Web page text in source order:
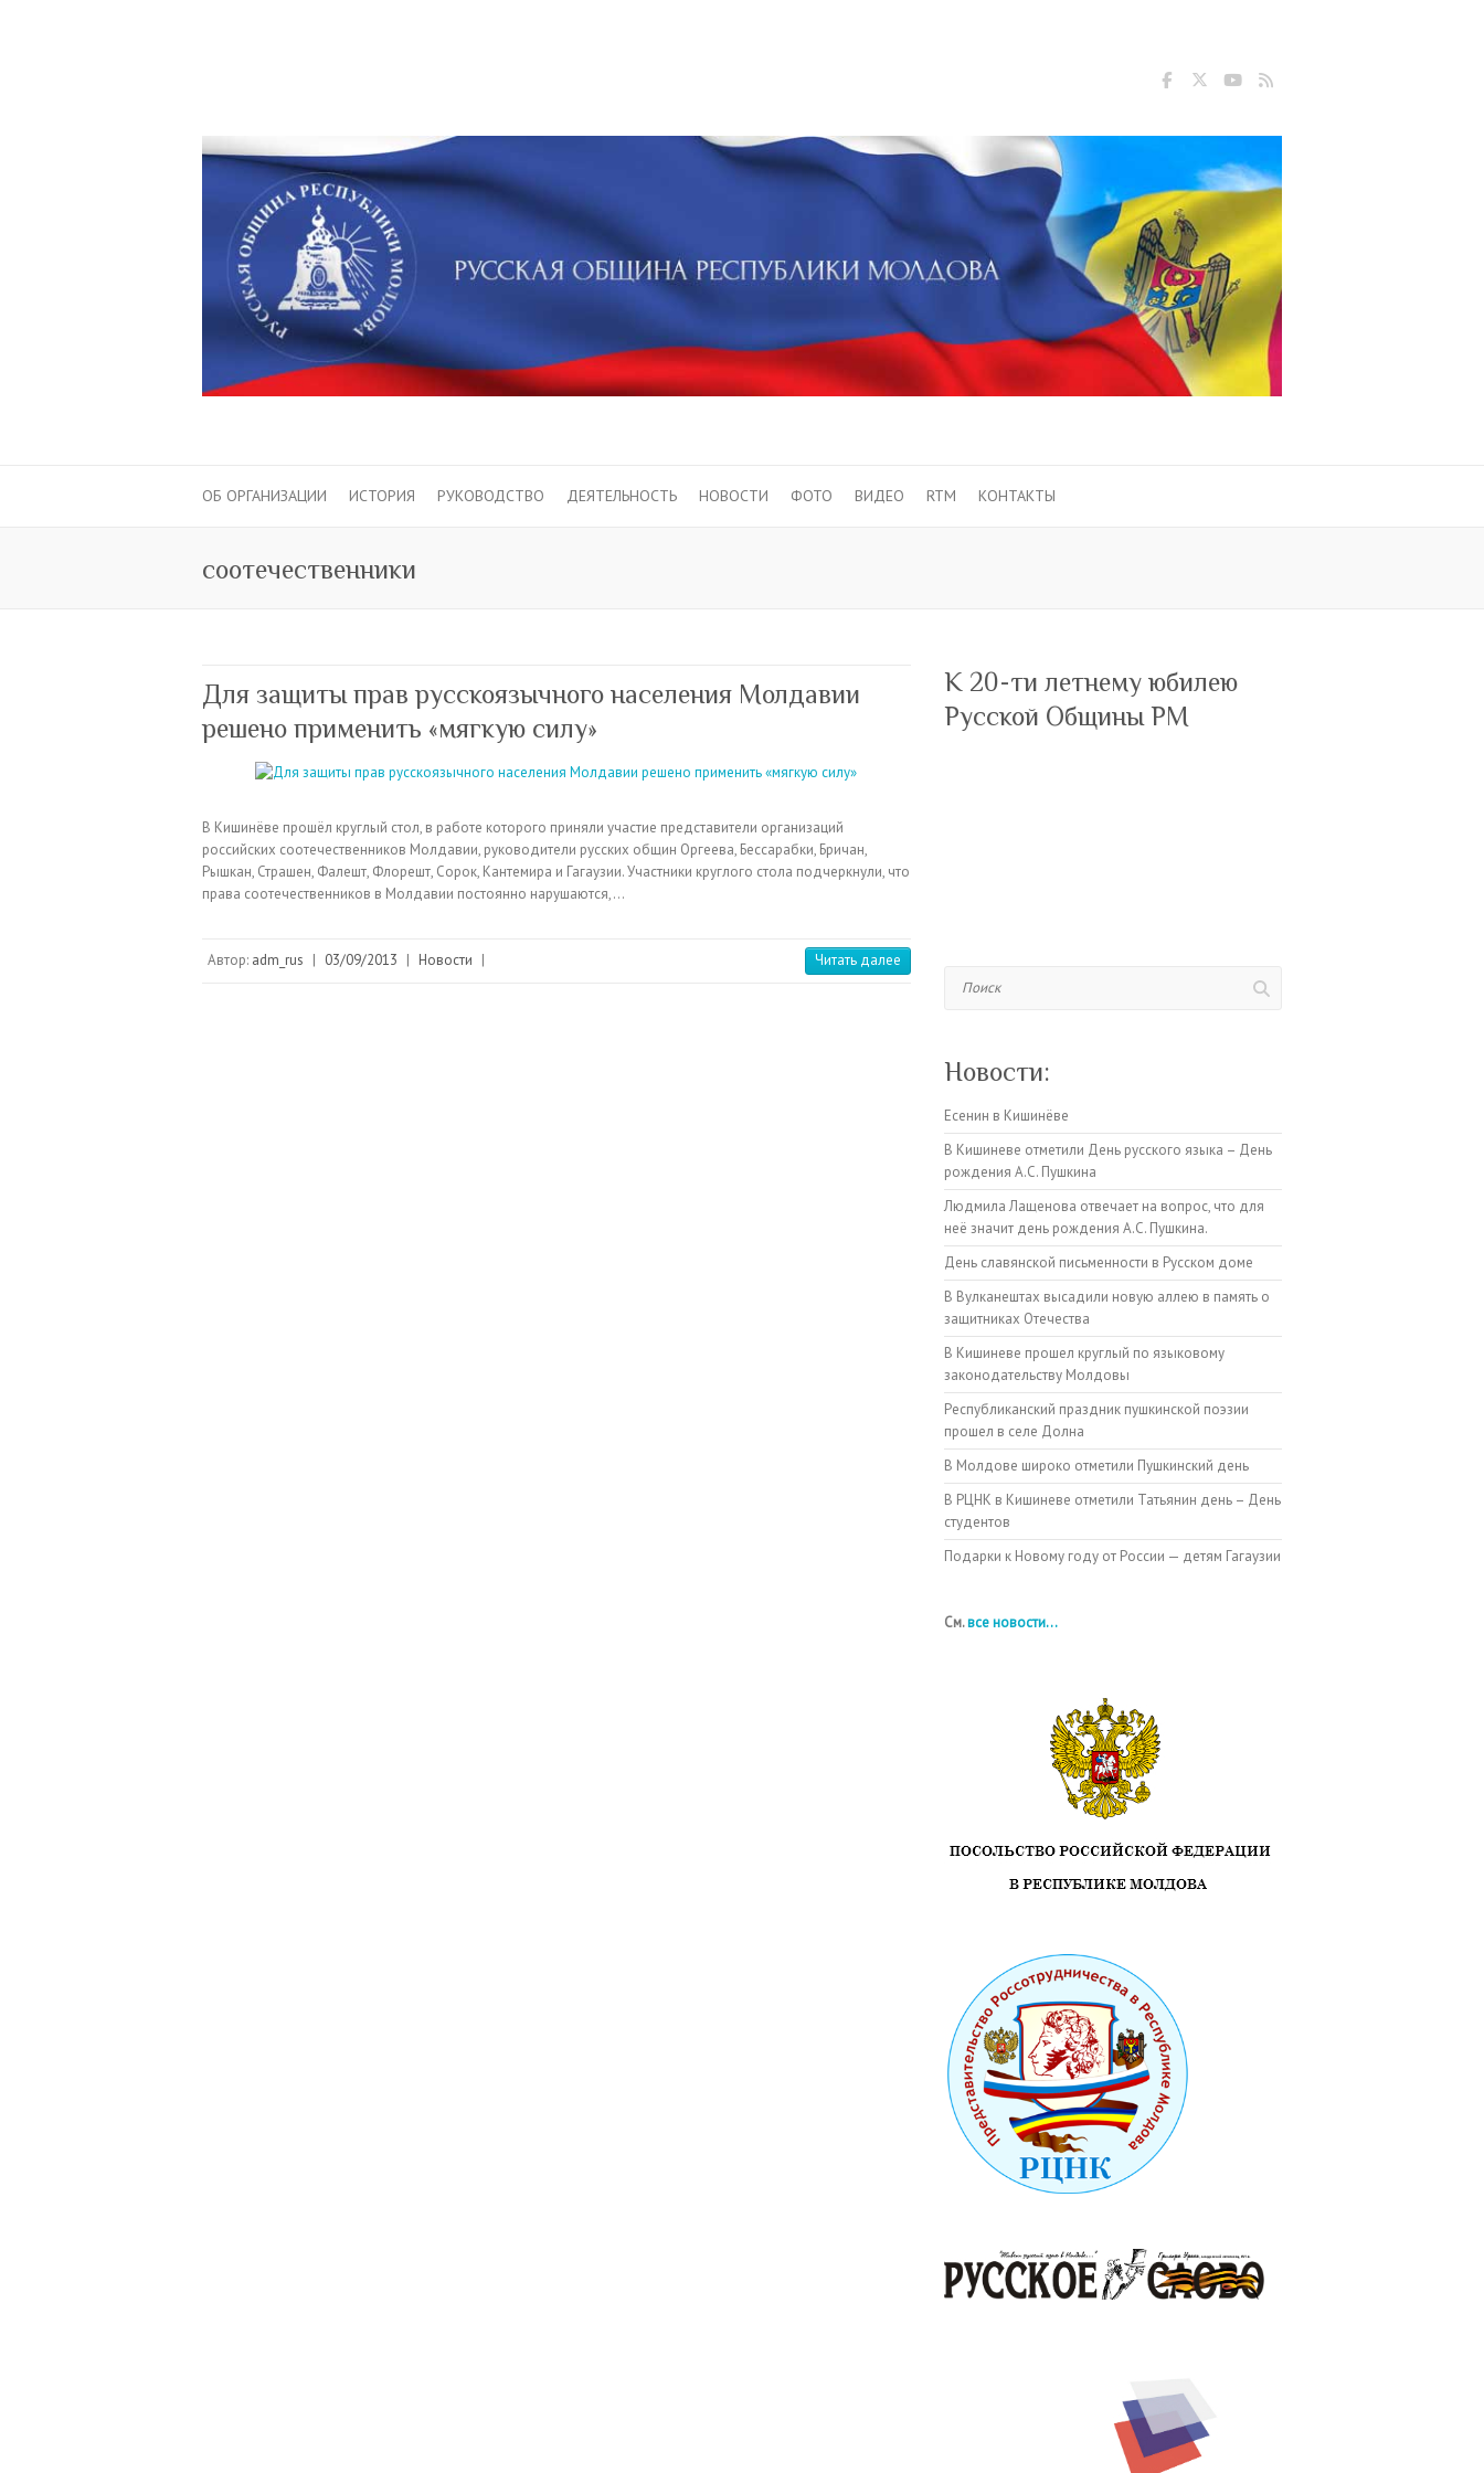
ОБ ОРГАНИЗАЦИИ ИСТОРИЯ РУКОВОДСТВО ДЕЯТЕЛЬНОСТЬ НОВОСТИ ФОТО ВИДЕО RTM КОНТАКТЫ
соотечественники
Для защиты прав русскоязычного населения Молдавии
решено применить «мягкую силу»
В Кишинёве прошёл круглый стол, в работе которого приняли участие представители организаций
российских соотечественников Молдавии, руководители русских общин Оргеева, Бессарабки, Бричан,
Рышкан, Страшен, Фалешт, Флорешт, Сорок, Кантемира и Гагаузии. Участники круглого стола подчеркнули, что
права соотечественников в Молдавии постоянно нарушаются,…
Автор: adm_rus | 03/09/2013 | Новости | Читать далее
К 20-ти летнему юбилею
Русской Общины РМ
Новости:
Есенин в Кишинёве
В Кишиневе отметили День русского языка – День
рождения А.С. Пушкина
Людмила Лащенова отвечает на вопрос, что для
неё значит день рождения А.С. Пушкина.
День славянской письменности в Русском доме
В Вулканештах высадили новую аллею в память о
защитниках Отечества
В Кишиневе прошел круглый по языковому
законодательству Молдовы
Республиканский праздник пушкинской поэзии
прошел в селе Долна
В Молдове широко отметили Пушкинский день
В РЦНК в Кишиневе отметили Татьянин день – День
студентов
Подарки к Новому году от России — детям Гагаузии
См.все новости...